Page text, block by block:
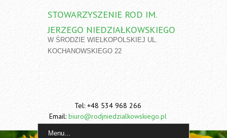
STOWARZYSZENIE ROD IM.
JERZEGO NIEDZIAŁKOWSKIEGO
W ŚRODZIE WIELKOPOLSKIEJ UL.
KOCHANOWSKIEGO 22
Tel: +48 534 968 266
Email: biuro@rodjniedzialkowskiego.pl
Menu...